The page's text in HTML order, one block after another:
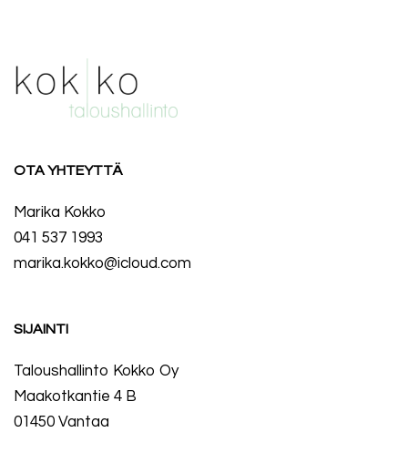
OTA YHTEYTTÄ
Marika Kokko
041 537 1993
marika.kokko@icloud.com
SIJAINTI
Taloushallinto Kokko Oy
Maakotkantie 4 B
01450 Vantaa